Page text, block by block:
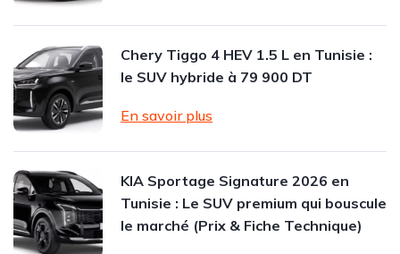
Chery Tiggo 4 HEV 1.5 L en Tunisie :
le SUV hybride à 79 900 DT
En savoir plus
KIA Sportage Signature 2026 en
Tunisie : Le SUV premium qui bouscule
le marché (Prix & Fiche Technique)